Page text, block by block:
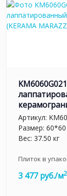
Артикул:
Размер:
Вес: 37.50 кг
Плиток в
3 477 руб./м2